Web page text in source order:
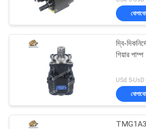
জলবাহী কক্ষপথ
দ্বি-
গিয়ার
USd 5-UsD